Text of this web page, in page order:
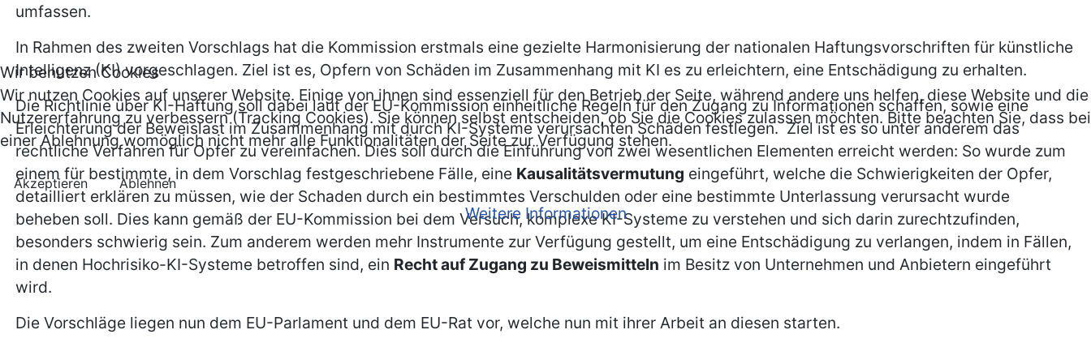
umfassen.
In Rahmen des zweiten Vorschlags hat die Kommission erstmals eine gezielte Harmonisierung der nationalen Haftungsvorschriften für künstliche
Intelligenz (KI) vorgeschlagen. Ziel ist es, Opfern von Schäden im Zusammenhang mit KI es zu erleichtern, eine Entschädigung zu erhalten.
Die Richtlinie über KI-Haftung soll dabei laut der EU-Kommission einheitliche Regeln für den Zugang zu Informationen schaffen, sowie eine
Erleichterung der Beweislast im Zusammenhang mit durch KI-Systeme verursachten Schäden festlegen. Ziel ist es so unter anderem das
rechtliche Verfahren für Opfer zu vereinfachen. Dies soll durch die Einführung von zwei wesentlichen Elementen erreicht werden: So wurde zum
einem für bestimmte, in dem Vorschlag festgeschriebene Fälle, eine Kausalitätsvermutung eingeführt, welche die Schwierigkeiten der Opfer,
detailliert erklären zu müssen, wie der Schaden durch ein bestimmtes Verschulden oder eine bestimmte Unterlassung verursacht wurde
beheben soll. Dies kann gemäß der EU-Kommission bei dem Versuch, komplexe KI-Systeme zu verstehen und sich darin zurechtzufinden,
besonders schwierig sein. Zum anderem werden mehr Instrumente zur Verfügung gestellt, um eine Entschädigung zu verlangen, indem in Fällen,
in denen Hochrisiko-KI-Systeme betroffen sind, ein Recht auf Zugang zu Beweismitteln im Besitz von Unternehmen und Anbietern eingeführt
wird.
Die Vorschläge liegen nun dem EU-Parlament und dem EU-Rat vor, welche nun mit ihrer Arbeit an diesen starten.
Wir benutzen Cookies
Wir nutzen Cookies auf unserer Website. Einige von ihnen sind essenziell für den Betrieb der Seite, während andere uns helfen, diese Website und die
Nutzererfahrung zu verbessern (Tracking Cookies). Sie können selbst entscheiden, ob Sie die Cookies zulassen möchten. Bitte beachten Sie, dass bei
einer Ablehnung womöglich nicht mehr alle Funktionalitäten der Seite zur Verfügung stehen.
Akzeptieren Ablehnen
Weitere Informationen